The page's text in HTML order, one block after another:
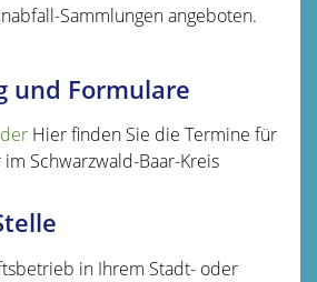
Sammlungen angeboten.
und Formulare
Hier finden Sie die Termine für
Schwarzwald-Baar-Kreis
in Ihrem Stadt- oder